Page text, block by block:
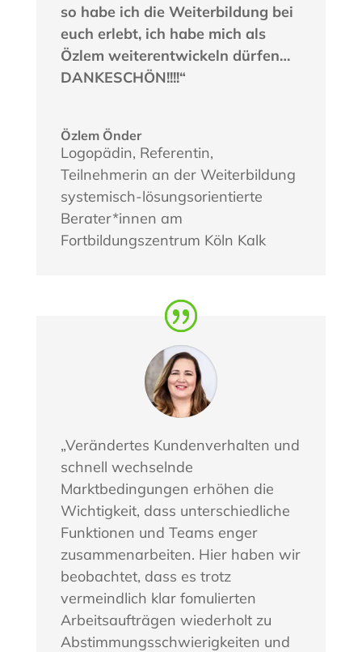
so habe ich die Weiterbildung bei
euch erlebt, ich habe mich als
Özlem weiterentwickeln dürfen…
DANKESCHÖN!!!!“
Özlem Önder
Logopädin, Referentin,
Teilnehmerin an der Weiterbildung
systemisch-lösungsorientierte
Berater*innen am
Fortbildungszentrum Köln Kalk
„Verändertes Kundenverhalten und
schnell wechselnde
Marktbedingungen erhöhen die
Wichtigkeit, dass unterschiedliche
Funktionen und Teams enger
zusammenarbeiten. Hier haben wir
beobachtet, dass es trotz
vermeindlich klar fomulierten
Arbeitsaufträgen wiederholt zu
Abstimmungsschwierigkeiten und